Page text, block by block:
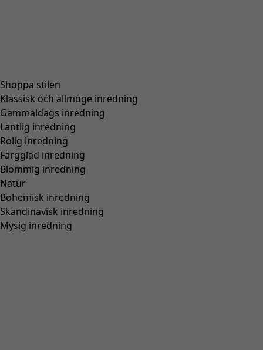
Shoppa stilen
Klassisk och allmoge inredning
Gammaldags inredning
Lantlig inredning
Rolig inredning
Färgglad inredning
Blommig inredning
Natur
Bohemisk inredning
Skandinavisk inredning
Mysig inredning